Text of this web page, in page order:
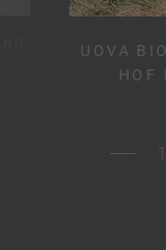
UOVA
HOF
1